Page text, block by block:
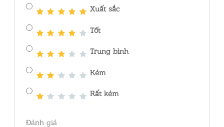
Xuất sắc
Tốt
Trung bình
Kém
Rất kém
Đánh giá